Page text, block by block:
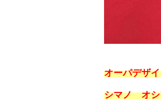
オーパデザ
シマノ オシ